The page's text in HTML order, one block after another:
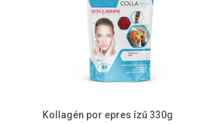
Kollagén por epres ízű 330g